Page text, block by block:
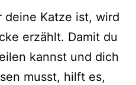
deine Katze ist, wird
erzählt. Damit du
kannst und dich
musst, hilft es,